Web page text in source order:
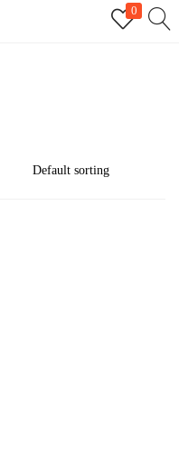
0
REGISTER